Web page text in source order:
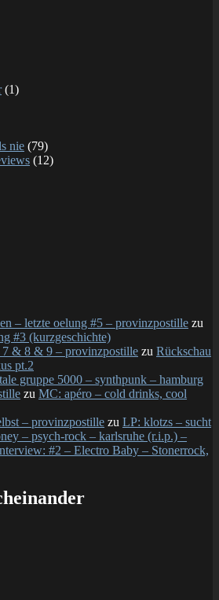
(1)
nie (79)
(12)
– letzte oelung #5 – provinzpostille zu
#3 (kurzgeschichte)
7 & 8 & 9 – provinzpostille zu Rückschau
pt.2
gruppe 5000 – synthpunk – hamburg
zu MC: apéro – cold drinks, cool
– provinzpostille zu LP: klotzs – sucht
– psych-rock – karlsruhe (r.i.p.) –
#2 – Electro Baby – Stonerrock,